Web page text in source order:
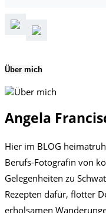
Über mich
Angela
Hier im BLOG
Berufs-Fotografin von
Gelegenheiten zu
Rezepten dafür, flotter
erholsamen